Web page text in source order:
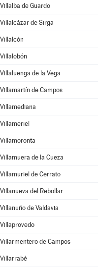
Villalba de Guardo
Villalcázar de Sirga
Villalcón
Villalobón
Villaluenga de la Vega
Villamartín de Campos
Villamediana
Villameriel
Villamoronta
Villamuera de la Cueza
Villamuriel de Cerrato
Villanueva del Rebollar
Villanuño de Valdavia
Villaprovedo
Villarmentero de Campos
Villarrabé